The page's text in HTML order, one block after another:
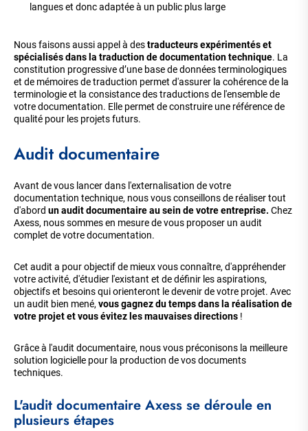
langues et donc adaptée à un public plus large
Nous faisons aussi appel à destraducteurs expérimentés et
spécialisés dans la traduction de documentation technique. La
constitution progressive d’une base de données terminologiques
et de mémoires de traduction permet d'assurer la cohérence de la
terminologie et la consistance des traductions de l'ensemble de
votre documentation. Elle permet de construire une référence de
qualité pour les projets futurs.
Audit documentaire
Avant de vous lancer dans l'externalisation de votre
documentation technique, nous vous conseillons de réaliser tout
d'abord un audit documentaire au sein de votre entreprise. Chez
Axess, nous sommes en mesure de vous proposer un audit
complet de votre documentation.
Cet audit a pour objectif de mieux vous connaître, d'appréhender
votre activité, d'étudier l'existant et de définir les aspirations,
objectifs et besoins qui orienteront le devenir de votre projet. Avec
un audit bien mené, vous gagnez du temps dans la réalisation de
votre projet et vous évitez les mauvaises directions !
Grâce à l'audit documentaire, nous vous préconisons la meilleure
solution logicielle pour la production de vos documents
techniques.
L'audit documentaire Axess se déroule en
plusieurs étapes